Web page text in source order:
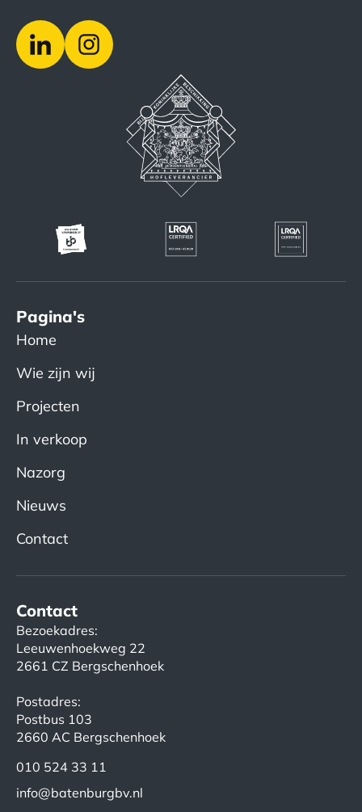
Pagina's
Home
Wie zijn wij
Projecten
In verkoop
Nazorg
Nieuws
Contact
Contact
Bezoekadres:
Leeuwenhoekweg 22
2661 CZ Bergschenhoek
Postadres:
Postbus 103
2660 AC Bergschenhoek
010 524 33 11
info@batenburgbv.nl